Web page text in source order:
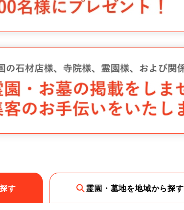
す 霊園・墓地を地域から探す